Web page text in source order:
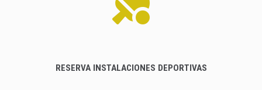
RESERVA INSTALACIONES DEPORTIVAS